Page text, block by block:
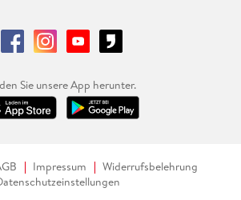
Sie unsere App herunter.
Impressum
Widerrufsbelehrung